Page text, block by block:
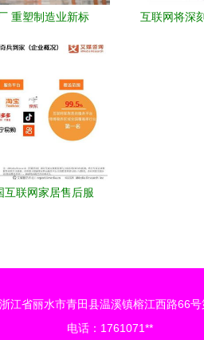
重塑制造业新标
互联网将深
互联网家居售后服
江省丽水市青田县温溪镇榕江西路66号
电话：1761071**